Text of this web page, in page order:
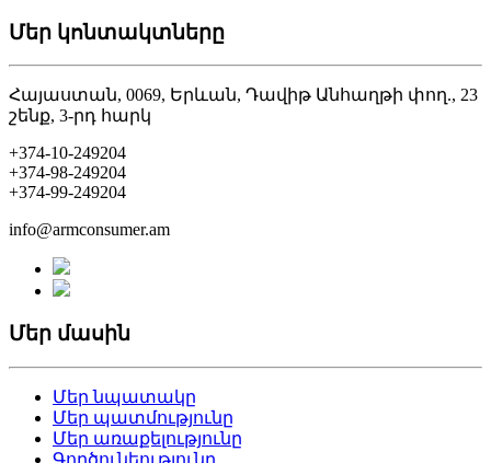
Մեր կոնտակտները
Հայաստան, 0069, Երևան, Դավիթ Անհաղթի փող., 23
շենք, 3-րդ հարկ
+374-10-249204
+374-98-249204
+374-99-249204
info@armconsumer.am
Մեր մասին
Մեր նպատակը
Մեր պատմությունը
Մեր առաքելությունը
Գործունեությունը